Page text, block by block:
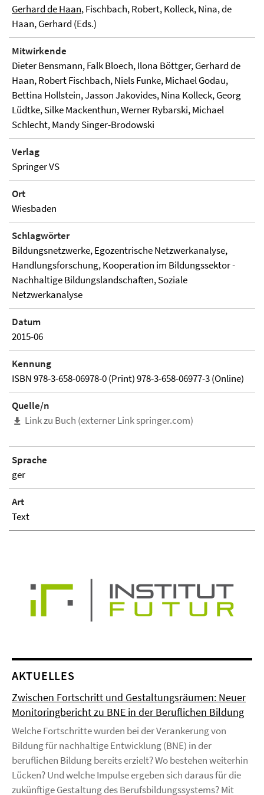
Gerhard de Haan, Fischbach, Robert, Kolleck, Nina, de
Haan, Gerhard (Eds.)
Mitwirkende
Dieter Bensmann, Falk Bloech, Ilona Böttger, Gerhard de
Haan, Robert Fischbach, Niels Funke, Michael Godau,
Bettina Hollstein, Jasson Jakovides, Nina Kolleck, Georg
Lüdtke, Silke Mackenthun, Werner Rybarski, Michael
Schlecht, Mandy Singer-Brodowski
Verlag
Springer VS
Ort
Wiesbaden
Schlagwörter
Bildungsnetzwerke, Egozentrische Netzwerkanalyse,
Handlungsforschung, Kooperation im Bildungssektor -
Nachhaltige Bildungslandschaften, Soziale
Netzwerkanalyse
Datum
2015-06
Kennung
ISBN 978-3-658-06978-0 (Print) 978-3-658-06977-3 (Online)
Quelle/n
Link zu Buch (externer Link springer.com)
Sprache
ger
Art
Text
AKTUELLES
Zwischen Fortschritt und Gestaltungsräumen: Neuer
Monitoringbericht zu BNE in der Beruflichen Bildung
Welche Fortschritte wurden bei der Verankerung von
Bildung für nachhaltige Entwicklung (BNE) in der
beruflichen Bildung bereits erzielt? Wo bestehen weiterhin
Lücken? Und welche Impulse ergeben sich daraus für die
zukünftige Gestaltung des Berufsbildungssystems? Mit